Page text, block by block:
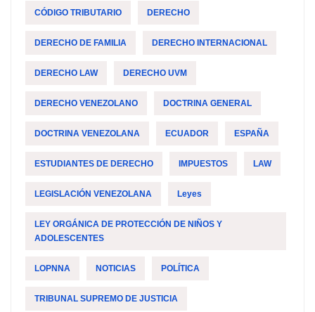
CÓDIGO TRIBUTARIO DERECHO
DERECHO DE FAMILIA DERECHO INTERNACIONAL
DERECHO LAW DERECHO UVM
DERECHO VENEZOLANO DOCTRINA GENERAL
DOCTRINA VENEZOLANA ECUADOR ESPAÑA
ESTUDIANTES DE DERECHO IMPUESTOS LAW
LEGISLACIÓN VENEZOLANA Leyes
LEY ORGÁNICA DE PROTECCIÓN DE NIÑOS Y
ADOLESCENTES
LOPNNA NOTICIAS POLÍTICA
TRIBUNAL SUPREMO DE JUSTICIA